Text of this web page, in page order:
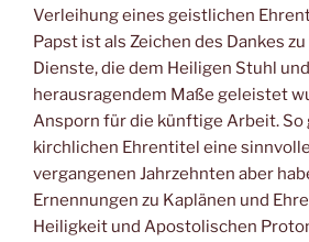
Verleihung eines geistlichen
Papst ist als Zeichen des Dankes
Dienste, die dem Heiligen Stuhl
herausragendem Maße geleistet
Ansporn für die künftige Arbeit. So
kirchlichen Ehrentitel eine
vergangenen Jahrzehnten aber
Ernennungen zu Kaplänen und
Heiligkeit und Apostolischen